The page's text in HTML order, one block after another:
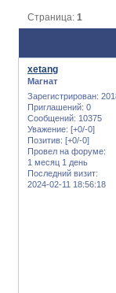
Страница:1
xetang
Магнат
Зарегистрирован:
Приглашений: 0
Сообщений: 10375
Уважение: [+0/-0]
Позитив: [+0/-0]
Провел на форуме:
1 месяц 1 день
Последний визит:
2024-02-11 18:56:18